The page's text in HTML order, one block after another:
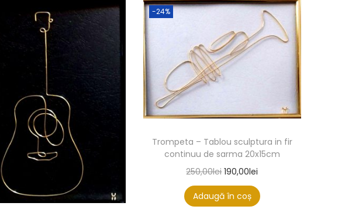
-24%
Trompeta – Tablou sculptura in fir
continuu de sarma 20x15cm
250,00lei 190,00lei
Adaugă în coș